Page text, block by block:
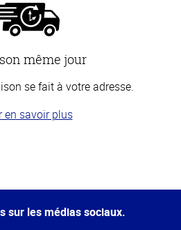
même jour
se fait à votre adresse.
en savoir plus
sur les médias sociaux.